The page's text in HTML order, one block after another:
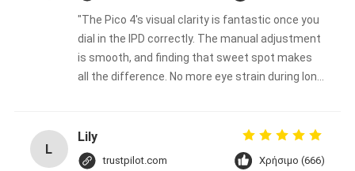
"The Pico 4's visual clarity is fantastic once you
dial in the IPD correctly. The manual adjustment
is smooth, and finding that sweet spot makes
all the difference. No more eye strain during long
fantastic once you dial in the IPD correctly. The
manual adjustment is smooth, and finding that
L
Lily
trustpilot.com Χρήσιμο (666)